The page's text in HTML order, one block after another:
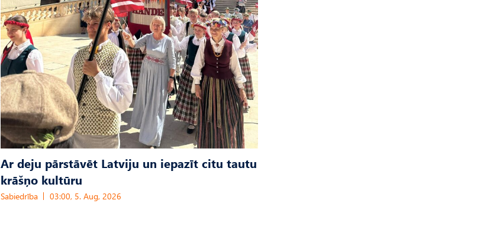
Ar deju pārstāvēt Latviju un iepazīt citu tautu
krāšņo kultūru
Sabiedrība 03:00, 5. Aug, 2026